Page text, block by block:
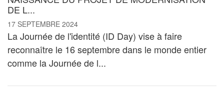
DE L...
17 SEPTEMBRE 2024
La Journée de l'identité (ID Day) vise à faire
reconnaître le 16 septembre dans le monde entier
comme la Journée de l...